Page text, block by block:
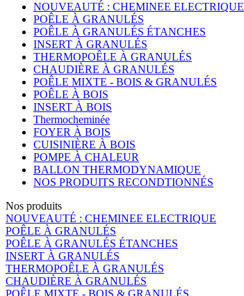
NOUVEAUTÉ : CHEMINEE ELECTRIQUE
POÊLE À GRANULÉS
POÊLE À GRANULÉS ÉTANCHES
INSERT À GRANULÉS
THERMOPOÊLE À GRANULÉS
CHAUDIÈRE À GRANULÉS
POÊLE MIXTE - BOIS & GRANULÉS
POÊLE À BOIS
INSERT À BOIS
Thermocheminée
FOYER À BOIS
CUISINIÈRE À BOIS
POMPE À CHALEUR
BALLON THERMODYNAMIQUE
NOS PRODUITS RECONDTIONNÉS
Nos produits
NOUVEAUTÉ : CHEMINEE ELECTRIQUE
POÊLE À GRANULÉS
POÊLE À GRANULÉS ÉTANCHES
INSERT À GRANULÉS
THERMOPOÊLE À GRANULÉS
CHAUDIÈRE À GRANULÉS